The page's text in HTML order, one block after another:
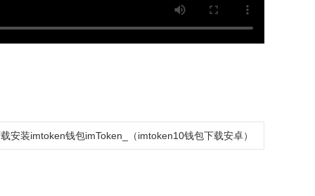
安装imtoken钱包imToken_（imtoken10钱包下载安卓）